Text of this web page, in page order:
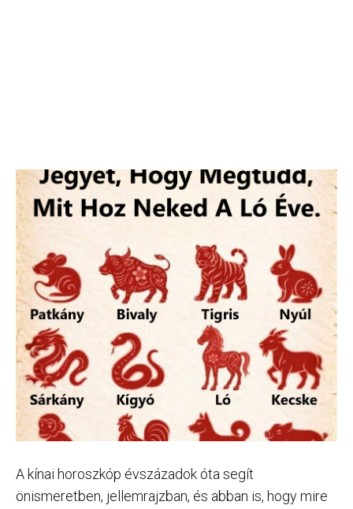
A kínai horoszkóp évszázadok óta segít
önismeretben, jellemrajzban, és abban is, hogy mire